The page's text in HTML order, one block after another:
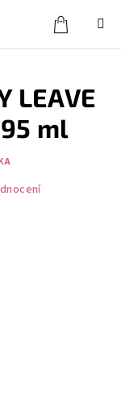
PřihlášeníKošík
LEAVE
ml